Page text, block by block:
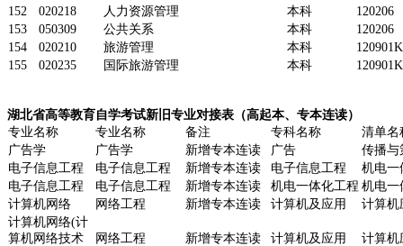
152
020218 人力资源管理 本科
120206
153
050309 公共关系 本科
120206
154
020210 旅游管理 本科
120901K
155
020235 国际旅游管理 本科 120901K
湖北省高等教育自学考试新旧专业对接表（高起本、专本连读）
专业名称
专业名称 备注 专科名称
清单名
广告学
广告学 新增专本连读 广告
传播与
电子信息工程
电子信息工程 新增专本连读 电子信息工程
机电一
电子信息工程
电子信息工程 新增专本连读 机电一体化工程 机电一
计算机网络
网络工程 新增专本连读 计算机及应用
计算机
计算机网络(计
算机网络技术
网络工程 新增专本连读 计算机及应用 计算机